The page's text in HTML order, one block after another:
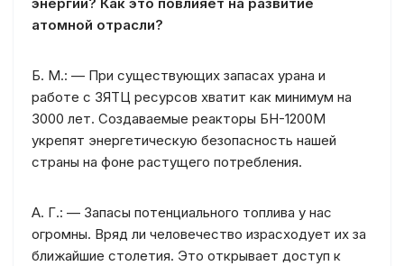
атомной отрасли?
Б. М.: — При существующих запасах урана и
работе с ЗЯТЦ ресурсов хватит как минимум на
3000 лет. Создаваемые реакторы БН-1200М
укрепят энергетическую безопасность нашей
страны на фоне растущего потребления.
А. Г.: — Запасы потенциального топлива у нас
огромны. Вряд ли человечество израсходует их за
ближайшие столетия. Это открывает доступ к